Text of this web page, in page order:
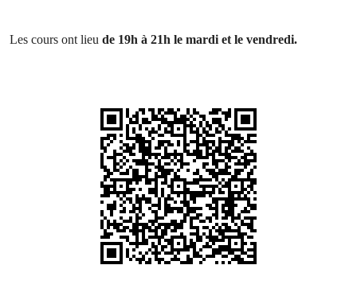
Les cours ont lieu de 19h à 21h le mardi et le vendredi.